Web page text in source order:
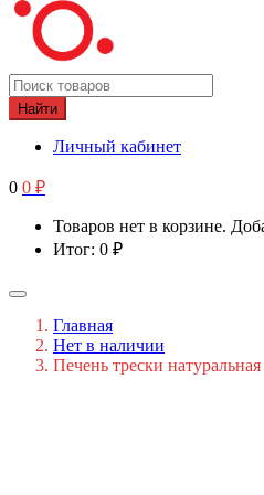
Найти
Личный кабинет
0 0 ₽
Товаров нет в корзине.
Итог: 0 ₽
Главная
Нет в наличии
Печень трески натуральная